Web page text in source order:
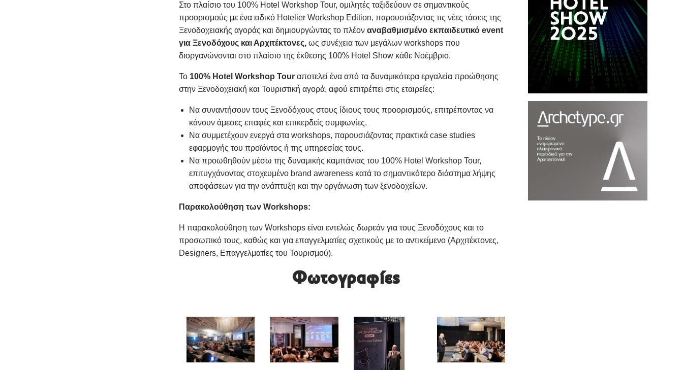
Στο πλαίσιο του 100% Hotel Workshop Tour, ομιλητές ταξιδεύουν σε σημαντικούς
προορισμούς με ένα ειδικό Hotelier Workshop Edition, παρουσιάζοντας τις νέες τάσεις της
Ξενοδοχειακής αγοράς και δημιουργώντας το πλέον αναβαθμισμένο εκπαιδευτικό event
για Ξενοδόχους και Αρχιτέκτονες, ως συνέχεια των μεγάλων workshops που
διοργανώνονται στο πλαίσιο της έκθεσης 100% Hotel Show κάθε Νοέμβριο.
Το 100% Hotel Workshop Tour αποτελεί ένα από τα δυναμικότερα εργαλεία προώθησης
στην Ξενοδοχειακή και Τουριστική αγορά, αφού επιτρέπει στις εταιρείες:
Να συναντήσουν τους Ξενοδόχους στους ίδιους τους προορισμούς, επιτρέποντας να
κάνουν άμεσες επαφές και επικερδείς συμφωνίες.
Να συμμετέχουν ενεργά στα workshops, παρουσιάζοντας πρακτικά case studies
εφαρμογής του προϊόντος ή της υπηρεσίας τους.
Να προωθηθούν μέσω της δυναμικής καμπάνιας του 100% Hotel Workshop Tour,
επιτυγχάνοντας στοχευμένο brand awareness κατά το σημαντικότερο διάστημα λήψης
αποφάσεων για την ανάπτυξη και την οργάνωση των ξενοδοχείων.
Παρακολούθηση των Workshops:
Η παρακολούθηση των Workshops είναι εντελώς δωρεάν για τους Ξενοδόχους και το
προσωπικό τους, καθώς και για επαγγελματίες σχετικούς με το αντικείμενο (Αρχιτέκτονες,
Designers, Επαγγελματίες του Τουρισμού).
Φωτογραφίες